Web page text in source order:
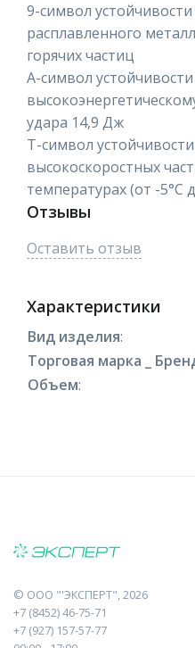
9-символ
расплавленного
горячих частиц
А-символ устойчивости
удара 14,9 Дж
Т-символ
высокоскоростных
температурах (от -5°С
Отзывы
Оставить отзыв
Характеристики
Вид изделия:
Торговая марка _
Объем:
© ООО "'ЭКСПЕРТ", 2026
+7 (8452) 46-75-71
+7 (927) 157-57-77